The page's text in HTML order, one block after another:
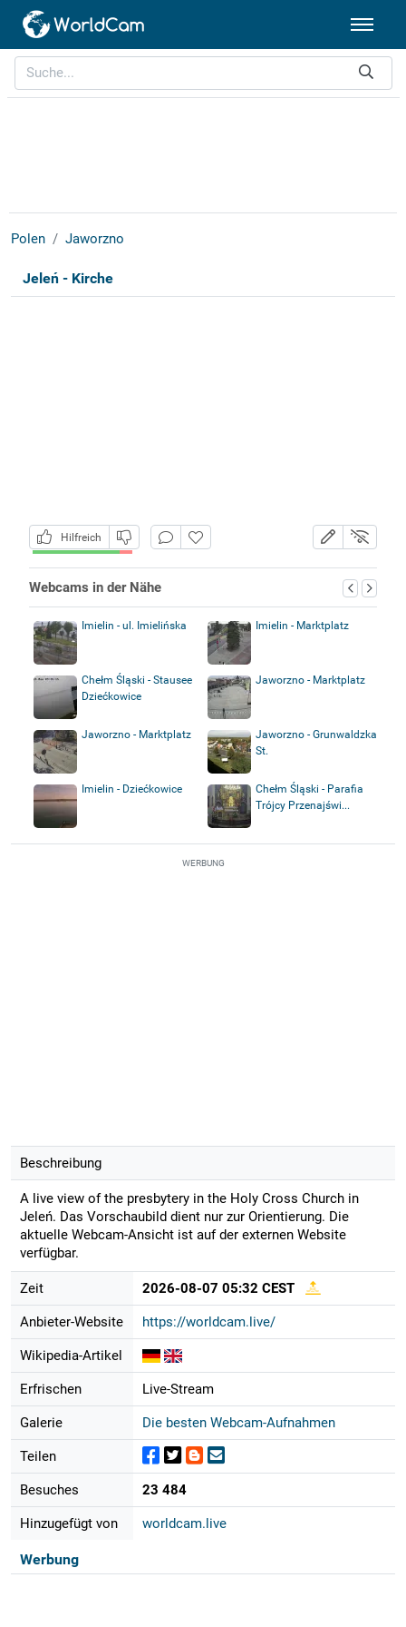
Polen Jaworzno
Jeleń - Kirche
Hilfreich
Webcams in der Nähe
Imielin - ul. Imielińska Imielin - Marktplatz
Chełm Śląski - Stausee
Dziećkowice
Jaworzno - Marktplatz
Jaworzno - Marktplatz
Jaworzno - Grunwaldzka
St.
Imielin - Dziećkowice
Chełm Śląski - Parafia
Trójcy Przenajświ...
WERBUNG
Beschreibung
A live view of the presbytery in the Holy Cross Church in
Jeleń. Das Vorschaubild dient nur zur Orientierung. Die
aktuelle Webcam-Ansicht ist auf der externen Website
verfügbar.
Zeit 2026-08-07 05:32 CEST
Anbieter-Website https://worldcam.live/
Wikipedia-Artikel
Erfrischen Live-Stream
Galerie Die besten Webcam-Aufnahmen
Teilen
Besuches 23 484
Hinzugefügt von worldcam.live
Werbung